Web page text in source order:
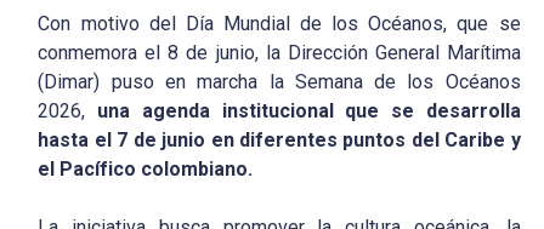
Con motivo del Día Mundial de los Océanos, que se
conmemora el 8 de junio, la Dirección General Marítima
(Dimar) puso en marcha la Semana de los Océanos
2026, una agenda institucional que se desarrolla
hasta el 7 de junio en diferentes puntos del Caribe y
el Pacífico colombiano.